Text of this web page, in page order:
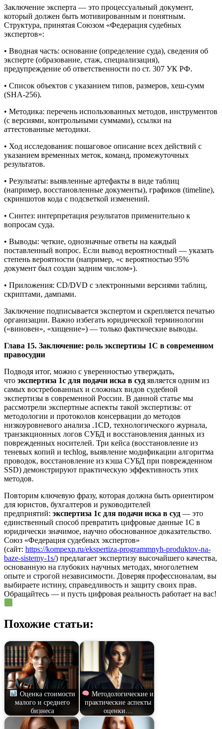
Заключение эксперта — это процессуальный документ,
который должен быть мотивированным и понятным.
Структура, принятая Союзом «Федерация судебных
экспертов»:
• Вводная часть: основание (определение суда), сведения об
эксперте (образование, стаж, специализация),
предупреждение об ответственности по ст. 307 УК РФ.
• Список объектов с указанием типов, размеров, хеш-сумм
(SHA-256).
• Методика: перечень использованных методов, инструментов
(с версиями, контрольными суммами), ссылки на
аттестованные методики.
• Ход исследования: пошаговое описание всех действий с
указанием временных меток, команд, промежуточных
результатов.
• Результаты: выявленные артефакты в виде таблиц
(например, восстановленные документы), графиков (timeline),
скриншотов кода с подсветкой изменений.
• Синтез: интерпретация результатов применительно к
вопросам суда.
• Выводы: четкие, однозначные ответы на каждый
поставленный вопрос. Если вывод вероятностный — указать
степень вероятности (например, «с вероятностью 95%
документ был создан задним числом»).
• Приложения: CD/DVD с электронными версиями таблиц,
скриптами, дампами.
Заключение подписывается экспертом и скрепляется печатью
организации. Важно избегать юридической терминологии
(«виновен», «хищение») — только фактические выводы.
Глава 15. Заключение: роль экспертизы 1С в современном
правосудии
Подводя итог, можно с уверенностью утверждать,
что экспертиза 1с для подачи иска в суд является одним из
самых востребованных и сложных видов судебной
экспертизы в современной России. В данной статье мы
рассмотрели экспертные аспекты такой экспертизы: от
методологии и протоколов консервации до методов
низкоуровневого анализа .1CD, технологического журнала,
транзакционных логов СУБД и восстановления данных из
поврежденных носителей. Три кейса (восстановление из
теневых копий и techlog, выявление модификации алгоритма
проводок, восстановление из кэша СУБД при поврежденном
SSD) демонстрируют практическую эффективность этих
методов.
Повторим ключевую фразу, которая должна быть ориентиром
для юристов, бухгалтеров и руководителей
предприятий: экспертиза 1с для подачи иска в суд — это
единственный способ превратить цифровые данные 1С в
юридически значимое, научно обоснованное доказательство.
Союз «Федерация судебных экспертов»
(сайт: https://kompexp.ru/ekspertiza-programmnyh-produktov-na-
baze-sistemy-1s/) предлагает экспертизу высочайшего качества,
основанную на глубоких научных методах, многолетнем
опыте и строгой независимости. Доверяя профессионалам, вы
выбираете истину, справедливость и защиту своих прав.
Обращайтесь — и пусть цифровая реальность работает на вас!
Похожие статьи:
Оценка стоимости
малого и среднего
бизнеса
Методологические и
практические аспекты
оценки…